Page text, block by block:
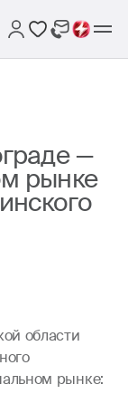
—
рынке
области
рынке: